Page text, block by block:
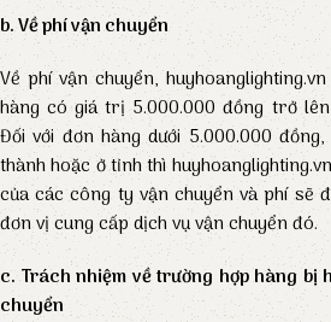
b. Về phí vận chuyển
Về phí vận chuyển,
hàng có giá trị 5.000.000 đồng trở lên
Đối với đơn hàng dưới 5.000.000
thành hoặc ở tỉnh thì
của các công ty vận chuyển và phí sẽ
đơn vị cung cấp dịch vụ vận chuyển đó.
c. Trách nhiệm về trường hợp hàng bị
chuyển